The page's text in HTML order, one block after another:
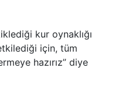
kur oynaklığı
için, tüm
hazırız” diye